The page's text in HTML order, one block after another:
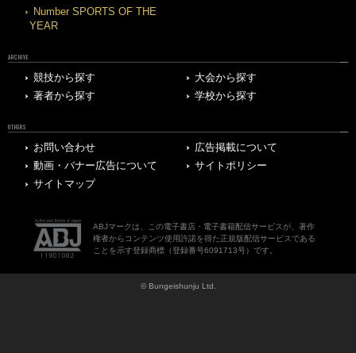
Number SPORTS OF THE
YEAR
ARCHIVE
競技から探す
大会から探す
著者から探す
学校から探す
OTHERS
お問い合わせ
広告掲載について
動画・バナー広告について
サイトポリシー
サイトマップ
ABJマークは、この電子書店・電子書籍配信サービスが、著作
権者からコンテンツ使用許諾を得た正規版配信サービスである
ことを示す登録商標（登録番号6091713号）です。
© Bungeishunju Ltd.